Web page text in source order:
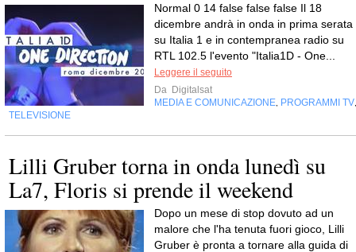
Normal 0 14 false false false Il 18
dicembre andrà in onda in prima serata
su Italia 1 e in contempranea radio su
RTL 102.5 l'evento "Italia1D - One...
Leggere il seguito
Da Digitalsat
MEDIA E COMUNICAZIONE PROGRAMMI TV
TELEVISIONE
Lilli Gruber torna in onda lunedì su
La7, Floris si prende il weekend
Dopo un mese di stop dovuto ad un
malore che l'ha tenuta fuori gioco, Lilli
Gruber è pronta a tornare alla guida di